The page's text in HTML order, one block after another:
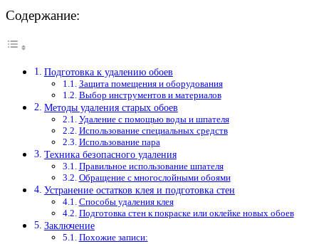
Содержание:
Подготовка к удалению обоев
Защита помещения и оборудования
Выбор инструментов и материалов
Методы удаления старых обоев
Удаление с помощью воды и шпателя
Использование специальных средств
Использование пара
Техника безопасного удаления
Правильное использование шпателя
Обращение с многослойными обоями
Устранение остатков клея и подготовка стен
Способы удаления клея
Подготовка стен к покраске или оклейке новых обоев
Заключение
Похожие записи: